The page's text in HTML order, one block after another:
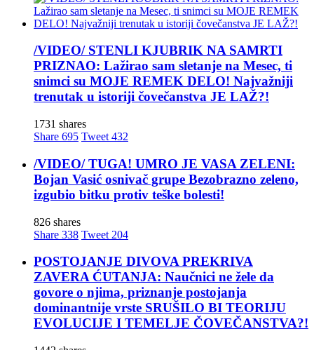
/VIDEO/ STENLI KJUBRIK NA SAMRTI
PRIZNAO: Lažirao sam sletanje na Mesec, ti
snimci su MOJE REMEK DELO! Najvažniji
trenutak u istoriji čovečanstva JE LAŽ?!
1731 shares
Share 695 Tweet 432
/VIDEO/ TUGA! UMRO JE VASA ZELENI:
Bojan Vasić osnivač grupe Bezobrazno zeleno,
izgubio bitku protiv teške bolesti!
826 shares
Share 338 Tweet 204
POSTOJANJE DIVOVA PREKRIVA
ZAVERA ĆUTANJA: Naučnici ne žele da
govore o njima, priznanje postojanja
dominantnije vrste SRUŠILO BI TEORIJU
EVOLUCIJE I TEMELJE ČOVEČANSTVA?!